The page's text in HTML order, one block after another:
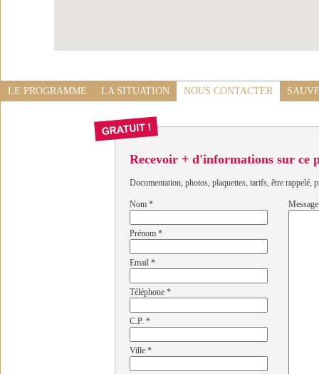
LE PROGRAMME LA SITUATION NOUS CONTACTER
Recevoir + d'informations sur ce
Documentation, photos, plaquettes, tarifs, être rappelé,
Nom *
Prénom *
Email *
Téléphone *
C.P. *
Ville *
Message